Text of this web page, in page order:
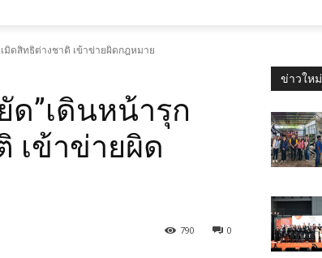
มิดสิทธิต่างชาติ เข้าข่ายผิดกฎหมาย
”เดินหน้ารุก
เข้าข่ายผิด
0
790
ข่าวใหม่